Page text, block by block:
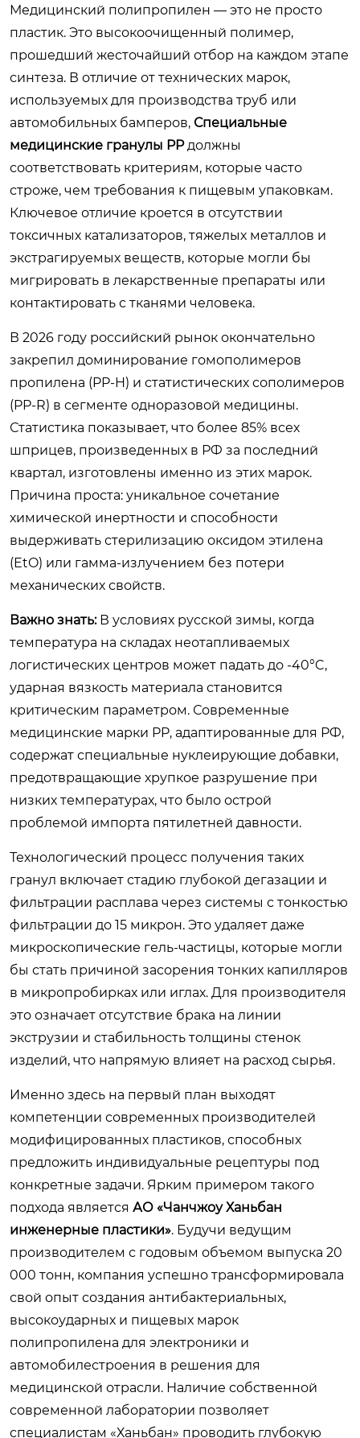
Медицинский полипропилен — это не просто
пластик. Это высокоочищенный полимер,
прошедший жесточайший отбор на каждом этапе
синтеза. В отличие от технических марок,
используемых для производства труб или
автомобильных бамперов, Специальные
медицинские гранулы PPдолжны
соответствовать критериям, которые часто
строже, чем требования к пищевым упаковкам.
Ключевое отличие кроется в отсутствии
токсичных катализаторов, тяжелых металлов и
экстрагируемых веществ, которые могли бы
мигрировать в лекарственные препараты или
контактировать с тканями человека.
В 2026 году российский рынок окончательно
закрепил доминирование гомополимеров
пропилена (PP-H) и статистических сополимеров
(PP-R) в сегменте одноразовой медицины.
Статистика показывает, что более 85% всех
шприцев, произведенных в РФ за последний
квартал, изготовлены именно из этих марок.
Причина проста: уникальное сочетание
химической инертности и способности
выдерживать стерилизацию оксидом этилена
(EtO) или гамма-излучением без потери
механических свойств.
Важно знать:В условиях русской зимы, когда
температура на складах неотапливаемых
логистических центров может падать до -40°C,
ударная вязкость материала становится
критическим параметром. Современные
медицинские марки PP, адаптированные для РФ,
содержат специальные нуклеирующие добавки,
предотвращающие хрупкое разрушение при
низких температурах, что было острой
проблемой импорта пятилетней давности.
Технологический процесс получения таких
гранул включает стадию глубокой дегазации и
фильтрации расплава через системы с тонкостью
фильтрации до 15 микрон. Это удаляет даже
микроскопические гель-частицы, которые могли
бы стать причиной засорения тонких капилляров
в микропробирках или иглах. Для производителя
это означает отсутствие брака на линии
экструзии и стабильность толщины стенок
изделий, что напрямую влияет на расход сырья.
Именно здесь на первый план выходят
компетенции современных производителей
модифицированных пластиков, способных
предложить индивидуальные рецептуры под
конкретные задачи. Ярким примером такого
подхода является АО «Чанчжоу Ханьбан
инженерные пластики». Будучи ведущим
производителем с годовым объемом выпуска 20
000 тонн, компания успешно трансформировала
свой опыт создания антибактериальных,
высокоударных и пищевых марок
полипропилена для электроники и
автомобилестроения в решения для
медицинской отрасли. Наличие собственной
современной лаборатории позволяет
специалистам «Ханьбан» проводить глубокую